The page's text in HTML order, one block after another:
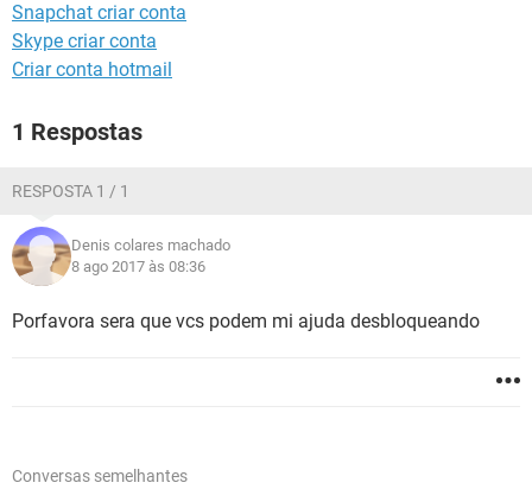
Snapchat criar conta
Skype criar conta
Criar conta hotmail
1 Respostas
RESPOSTA 1 / 1
Denis colares machado
8 ago 2017 às 08:36
Porfavora sera que vcs podem mi ajuda desbloqueando
Conversas semelhantes